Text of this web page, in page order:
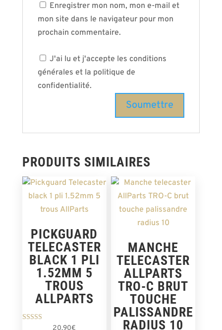
Enregistrer mon nom, mon e-mail et
mon site dans le navigateur pour mon
prochain commentaire.
J'ai lu et j'accepte les conditions
générales et la politique de
confidentialité.
PRODUITS SIMILAIRES
PICKGUARD
TELECASTER
BLACK 1 PLI
1.52MM 5
TROUS
ALLPARTS
20,90€
MANCHE
TELECASTER
ALLPARTS
TRO-C BRUT
TOUCHE
PALISSANDRE
RADIUS 10